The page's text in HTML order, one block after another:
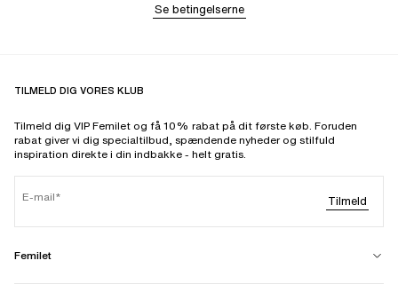
Se betingelserne
TILMELD DIG VORES KLUB
Tilmeld dig VIP Femilet og få 10% rabat på dit første køb. Foruden
rabat giver vi dig specialtilbud, spændende nyheder og stilfuld
inspiration direkte i din indbakke - helt gratis.
E-mail Tilmeld
Femilet